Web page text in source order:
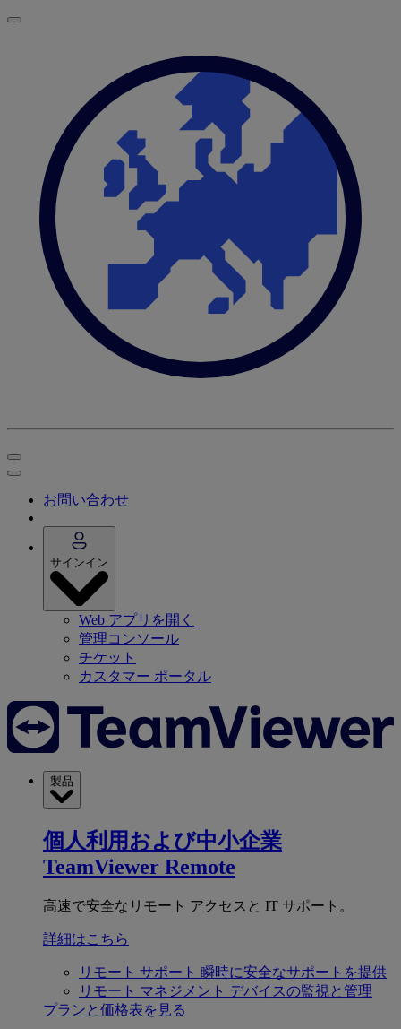
お問い合わせ
サインイン
Web アプリを開く
管理コンソール
チケット
カスタマー ポータル
製品
個人利用および中小企業
TeamViewer Remote
高速で安全なリモート アクセスと IT サポート。
詳細はこちら
リモート サポート 瞬時に安全なサポートを提供
リモート マネジメント デバイスの監視と管理
プランと価格表を見る